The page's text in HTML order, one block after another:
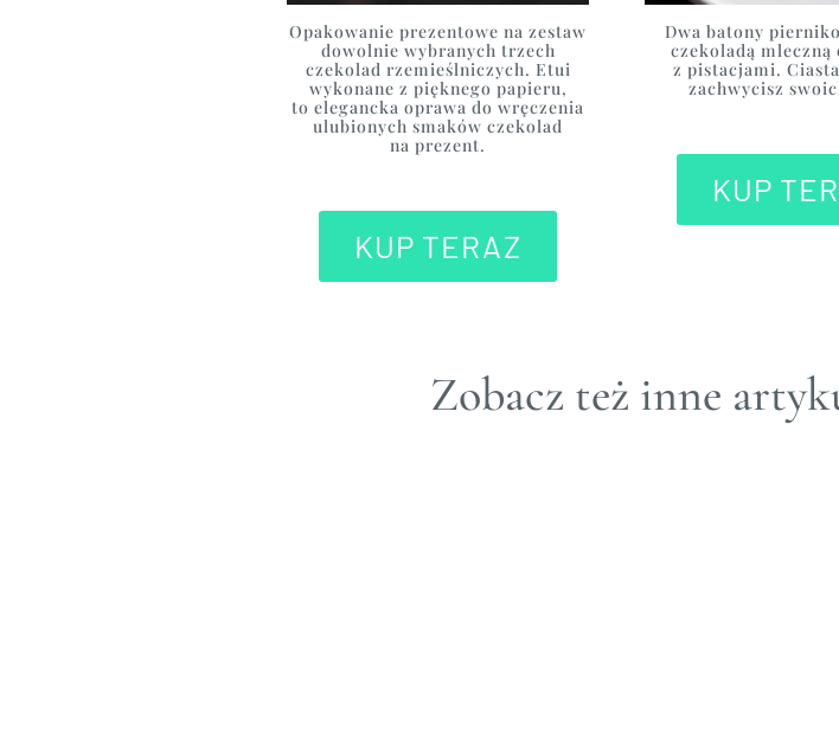
Opakowanie prezentowe na zestaw
dowolnie wybranych trzech
czekolad rzemieślniczych. Etui
wykonane z pięknego papieru,
to elegancka oprawa do wręczenia
ulubionych smaków czekolad
na prezent.
KUP TERAZ
Dwa batony
czekoladą mleczną
z pistacjami.
zachwycisz
KUP
Zobacz też inne